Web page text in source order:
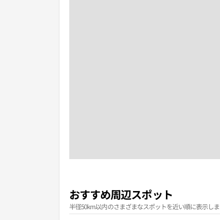
おすすめ周辺スポット
半径50km以内のさまざまなスポットを近い順に表示し